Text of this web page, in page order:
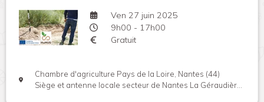
Ven 27 juin 2025
9h00 - 17h00
Gratuit
Chambre d'agriculture Pays de la Loire, Nantes (44)
Siège et antenne locale secteur de Nantes La Géraudière, Rue Pierre Adolphe Bobierre, 44939 Nantes cedex, France